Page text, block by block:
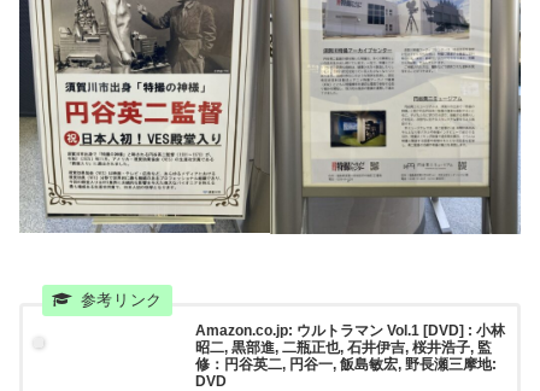
Amazon.co.jp: ウルトラマン Vol.1 [DVD] : 小林
昭二, 黒部進, 二瓶正也, 石井伊吉, 桜井浩子, 監
修：円谷英二, 円谷一, 飯島敏宏, 野長瀬三摩地:
DVD